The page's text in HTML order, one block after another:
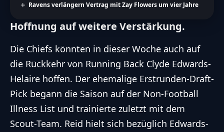
Ravens verlängern Vertrag mit Zay Flowers um vier Jahre
Hoffnung auf weitere Verstärkung.
Die Chiefs könnten in dieser Woche auch auf
die Rückkehr von Running Back Clyde Edwards-
Helaire hoffen. Der ehemalige Erstrunden-Draft-
Pick begann die Saison auf der Non-Football
Illness List und trainierte zuletzt mit dem
Scout-Team. Reid hielt sich bezüglich Edwards-